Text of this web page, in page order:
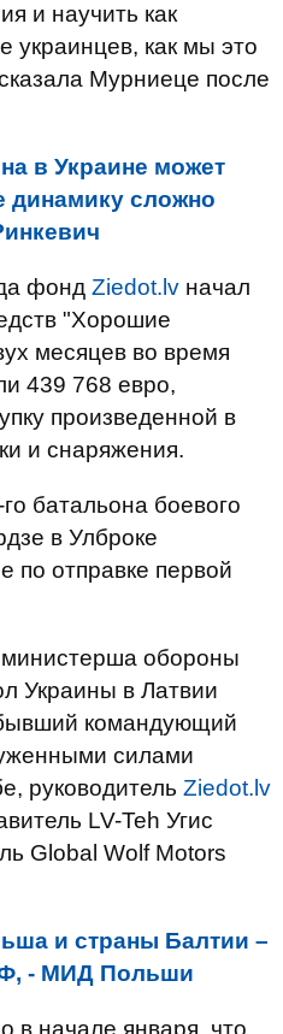
и научить как
как мы это
Мурниеце после
в Украине может
динамику сложно
фонд Ziedot.lv начал
"Хорошие
месяцев во время
439 768 евро,
произведенной в
и снаряжения.
батальона боевого
в Улброке
по отправке первой
обороны
Украины в Латвии
командующий
силами
руководитель Ziedot.lv
LV-Teh Угис
Global Wolf Motors
и страны Балтии –
- МИД Польши
начале января, что